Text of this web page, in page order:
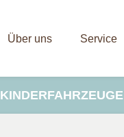
Über uns Service
KINDERFAHRZEUGE